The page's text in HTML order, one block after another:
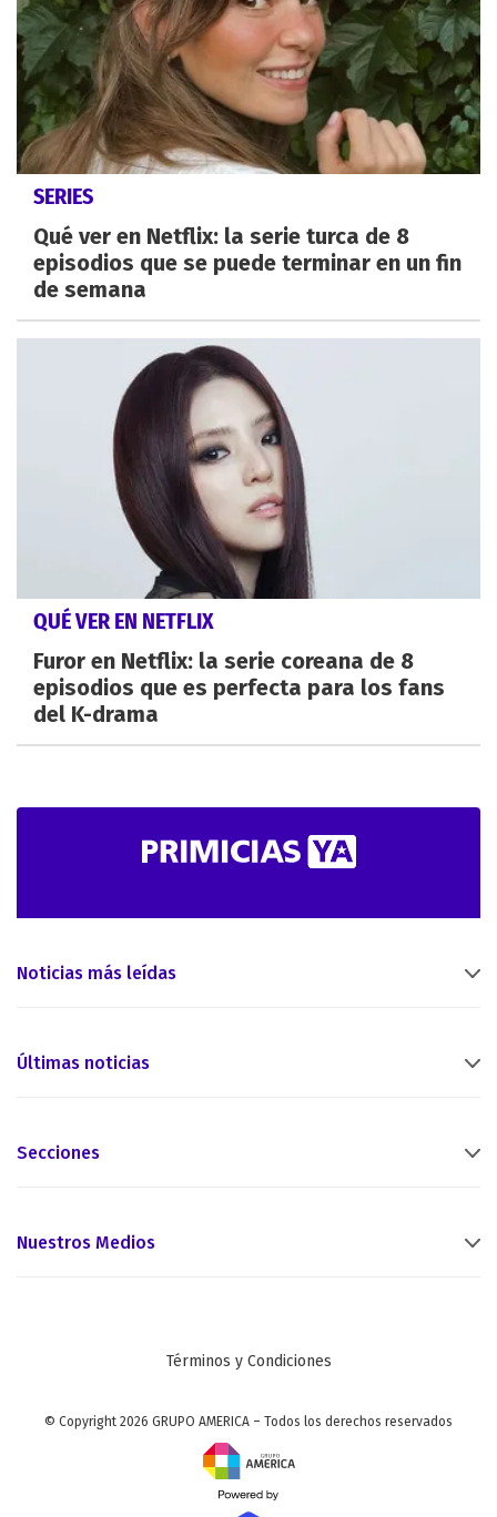
SERIES
Qué ver en Netflix: la serie turca de 8
episodios que se puede terminar en un fin
de semana
QUÉ VER EN NETFLIX
Furor en Netflix: la serie coreana de 8
episodios que es perfecta para los fans
del K-drama
Noticias más leídas
Últimas noticias
Secciones
Nuestros Medios
Términos y Condiciones
© Copyright 2026 GRUPO AMERICA – Todos los derechos reservados